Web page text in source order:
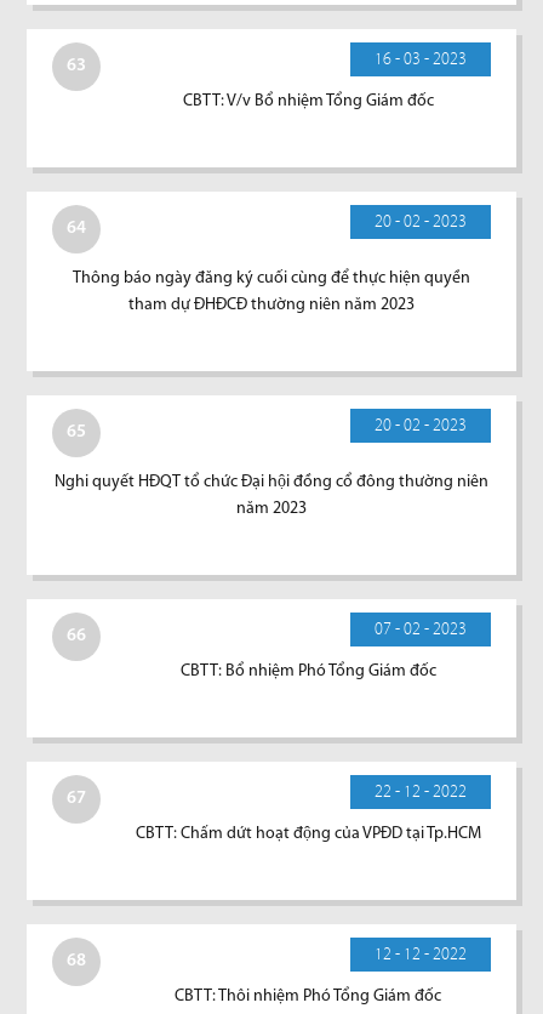
63 16 - 03 - 2023
CBTT: V/v Bổ nhiệm Tổng Giám đốc
64 20 - 02 - 2023
Thông báo ngày đăng ký cuối cùng để thực hiện quyền
tham dự ĐHĐCĐ thường niên năm 2023
65 20 - 02 - 2023
Nghi quyết HĐQT tổ chức Đại hội đồng cổ đông thường niên
năm 2023
66 07 - 02 - 2023
CBTT: Bổ nhiệm Phó Tổng Giám đốc
67 22 - 12 - 2022
CBTT: Chấm dứt hoạt động của VPĐD tại Tp.HCM
68 12 - 12 - 2022
CBTT: Thôi nhiệm Phó Tổng Giám đốc